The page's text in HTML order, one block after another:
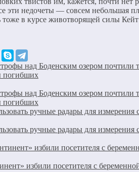
эти недочеты — совсем небольшая
тоже в курсе животворящей силы
над Боденским озером почтили
погибших
над Боденским озером почтили
погибших
ручные радары для измерения
ручные радары для измерения
избили посетителя с